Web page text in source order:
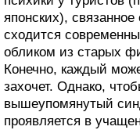
японских), связанное
сходится
обликом из старых
Конечно, каждый
захочет. Однако,
вышеупомянутый
проявляется в